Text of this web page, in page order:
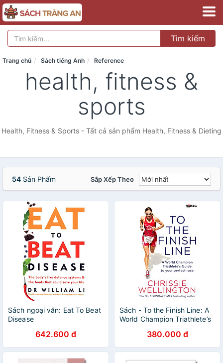
Tìm kiếm
Trang chủ Sách tiếng Anh Reference
health, fitness &
sports
Health, Fitness & Sports - Tất cả sản phẩm Health, Fitness & Dieting
54 Sản Phẩm Sắp Xếp Theo
Sách ngoại văn: Eat To Beat
Disease
642.600 đ
Sách - To the Finish Line: A
World Champion Triathlete’s
by Chrissie Wellington
380.000 đ